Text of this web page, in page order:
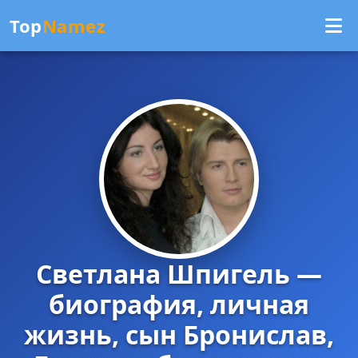
TopNamez
Светлана Шпигель —
биография, личная
жизнь, сын Бронислав,